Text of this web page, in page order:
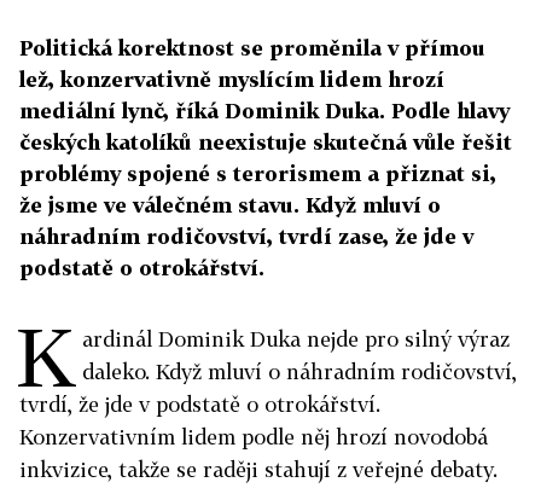
Politická korektnost se proměnila v přímou
lež, konzervativně myslícím lidem hrozí
mediální lynč, říká Dominik Duka. Podle hlavy
českých katolíků neexistuje skutečná vůle řešit
problémy spojené s terorismem a přiznat si,
že jsme ve válečném stavu. Když mluví o
náhradním rodičovství, tvrdí zase, že jde v
podstatě o otrokářství.
K ardinál Dominik Duka nejde pro silný výraz
daleko. Když mluví o náhradním rodičovství,
tvrdí, že jde v podstatě o otrokářství.
Konzervativním lidem podle něj hrozí novodobá
inkvizice, takže se raději stahují z veřejné debaty.